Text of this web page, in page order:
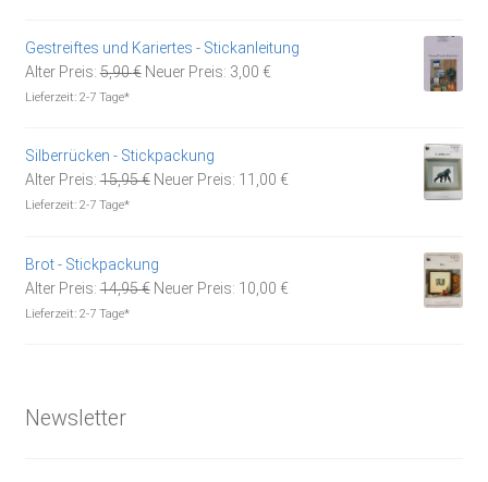
Gestreiftes und Kariertes - Stickanleitung
Alter Preis: 5,90€ Ursprünglicher
Neuer Preis: 3,00 €Aktueller
Lieferzeit: 2-7 Tage*
Silberrücken - Stickpackung
Alter Preis: 15,95€ Ursprünglicher
Neuer Preis: 11,00 €Aktueller
Lieferzeit: 2-7 Tage*
Brot - Stickpackung
Alter Preis: 14,95€ Ursprünglicher
Neuer Preis: 10,00 €Aktueller
Lieferzeit: 2-7 Tage*
Newsletter